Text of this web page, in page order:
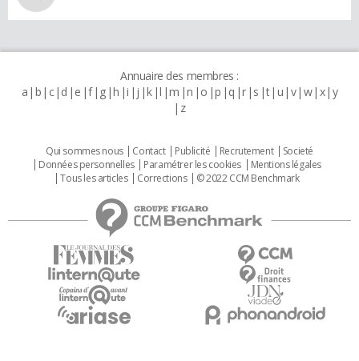
Annuaire des membres :
a b c d e f g h i j k l m n o p q r s t u v w x y
z
Qui sommes nous Contact Publicité Recrutement
Societé
Données personnelles
Paramétrer les cookies
Mentions légales
Tous les articles
Corrections © 2022 CCM Benchmark